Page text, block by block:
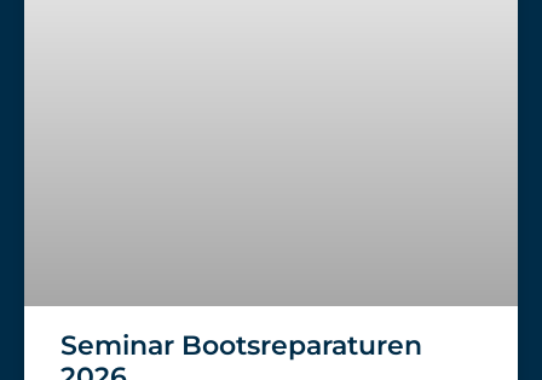
Seminar Bootsreparaturen